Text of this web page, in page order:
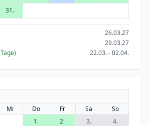
31.
26.03.27
29.03.27
Tage) 22.03. - 02.04.
Mi Do Fr Sa
So
1.
2. 3.
4.